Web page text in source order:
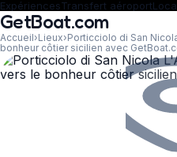
ExpériencesTransfert aéroport
GetBoat.com
Accueil›Lieux›Porticciolo di San
bonheur côtier sicilien avec